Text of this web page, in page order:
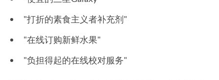
"打折的素食主义者补充剂"
"在线订购新鲜水果"
"负担得起的在线校对服务"